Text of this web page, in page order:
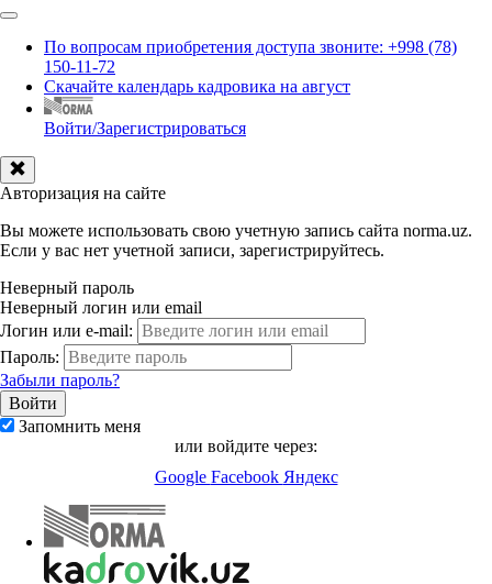
По вопросам приобретения доступа звоните: +998 (78)
150-11-72
Скачайте календарь кадровика на август
Войти/Зарегистрироваться
Авторизация на сайте
Вы можете использовать свою учетную запись сайта norma.uz.
Если у вас нет учетной записи, зарегистрируйтесь.
Неверный пароль
Неверный логин или email
Логин или e-mail:
Пароль:
Забыли пароль?
Запомнить меня
или войдите через:
Google Facebook Яндекс